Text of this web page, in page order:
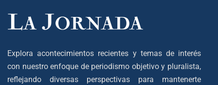
Explora acontecimientos recientes y temas de interés
con nuestro enfoque de periodismo objetivo y pluralista,
reflejando diversas perspectivas para mantenerte